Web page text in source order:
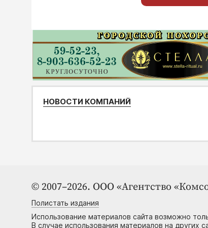
НОВОСТИ КОМПАНИЙ
© 2007–2026. ООО «Агентство
Полистать издания
Использование материалов сайта возможно
В случае использования материалов на других